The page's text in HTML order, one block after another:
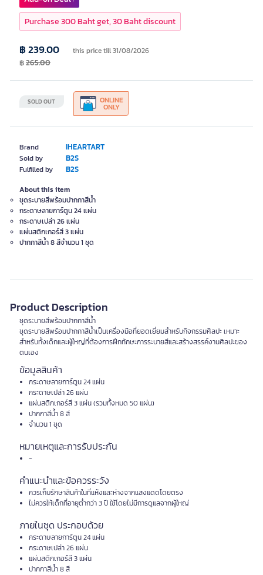
Brand IHEARTART
Sold by B2S
Fulfilled by B2S
SOLD OUT ONLINE
ONLY
฿ 239.00 this price till 31/08/2026
฿265.00
Purchase 300 Baht get, 30 Baht discount
About this item
ชุดระบายสีพร้อมปากกาสีน้ำ
กระดาษลายการ์ตูน 24 แผ่น
กระดาษเปล่า 26 แผ่น
แผ่นสติกเกอร์สี 3 แผ่น
ปากกาสีน้ำ 8 สีจำนวน 1 ชุด
Product Description
ชุดระบายสีพร้อมปากกาสีน้ำ
ชุดระบายสีพร้อมปากกาสีน้ำเป็นเครื่องมือที่ยอดเยี่ยมสำหรับกิจกรรมศิลปะ เหมาะ
สำหรับทั้งเด็กและผู้ใหญ่ที่ต้องการฝึกทักษะการระบายสีและสร้างสรรค์งานศิลปะของ
ตนเอง
ข้อมูลสินค้า
กระดาษลายการ์ตูน 24 แผ่น
กระดาษเปล่า 26 แผ่น
แผ่นสติกเกอร์สี 3 แผ่น (รวมทั้งหมด 50 แผ่น)
ปากกาสีน้ำ 8 สี
จำนวน 1 ชุด
หมายเหตุและการรับประกัน
-
คำแนะนำและข้อควรระวัง
ควรเก็บรักษาสินค้าในที่แห้งและห่างจากแสงแดดโดยตรง
ไม่ควรให้เด็กที่อายุต่ำกว่า 3 ปี ใช้โดยไม่มีการดูแลจากผู้ใหญ่
ภายในชุด ประกอบด้วย
กระดาษลายการ์ตูน 24 แผ่น
กระดาษเปล่า 26 แผ่น
แผ่นสติกเกอร์สี 3 แผ่น
ปากกาสีน้ำ 8 สี